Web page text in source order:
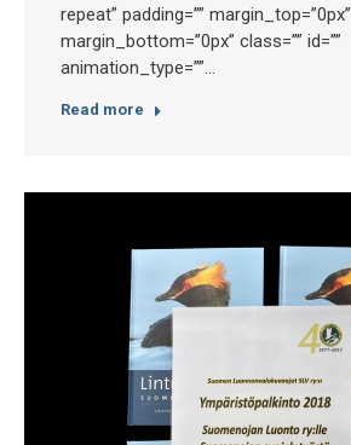
repeat” padding=”” margin_top=”0px”
margin_bottom=”0px” class=”” id=””
animation_type=””…
Read more